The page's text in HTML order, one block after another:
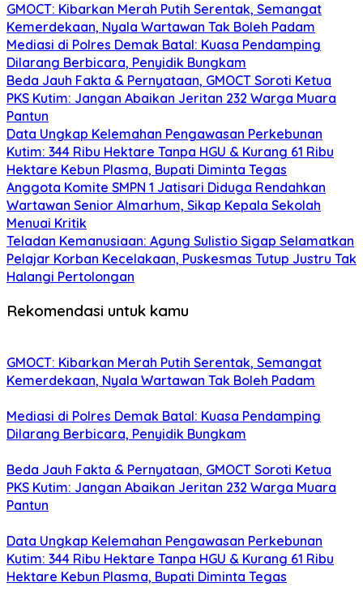
GMOCT: Kibarkan Merah Putih Serentak, Semangat
Kemerdekaan, Nyala Wartawan Tak Boleh Padam
Mediasi di Polres Demak Batal: Kuasa Pendamping
Dilarang Berbicara, Penyidik Bungkam
Beda Jauh Fakta & Pernyataan, GMOCT Soroti Ketua
PKS Kutim: Jangan Abaikan Jeritan 232 Warga Muara
Pantun
Data Ungkap Kelemahan Pengawasan Perkebunan
Kutim: 344 Ribu Hektare Tanpa HGU & Kurang 61 Ribu
Hektare Kebun Plasma, Bupati Diminta Tegas
Anggota Komite SMPN 1 Jatisari Diduga Rendahkan
Wartawan Senior Almarhum, Sikap Kepala Sekolah
Menuai Kritik
Teladan Kemanusiaan: Agung Sulistio Sigap Selamatkan
Pelajar Korban Kecelakaan, Puskesmas Tutup Justru Tak
Halangi Pertolongan
Rekomendasi untuk kamu
GMOCT: Kibarkan Merah Putih Serentak, Semangat
Kemerdekaan, Nyala Wartawan Tak Boleh Padam
Mediasi di Polres Demak Batal: Kuasa Pendamping
Dilarang Berbicara, Penyidik Bungkam
Beda Jauh Fakta & Pernyataan, GMOCT Soroti Ketua
PKS Kutim: Jangan Abaikan Jeritan 232 Warga Muara
Pantun
Data Ungkap Kelemahan Pengawasan Perkebunan
Kutim: 344 Ribu Hektare Tanpa HGU & Kurang 61 Ribu
Hektare Kebun Plasma, Bupati Diminta Tegas